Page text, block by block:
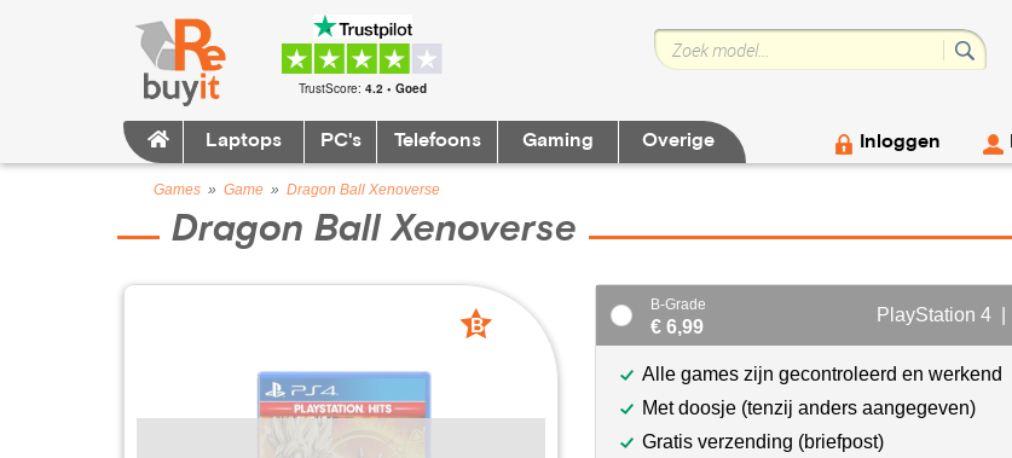
TrustScore: 4.2 • Goed
Laptops PC's Telefoons Gaming Overige Inloggen
Games » Game » Dragon Ball Xenoverse
Dragon Ball Xenoverse
B
B-Grade
€ 6,99
PlayStation 4 |
Alle games zijn gecontroleerd en werkend
Met doosje (tenzij anders aangegeven)
Gratis verzending (briefpost)